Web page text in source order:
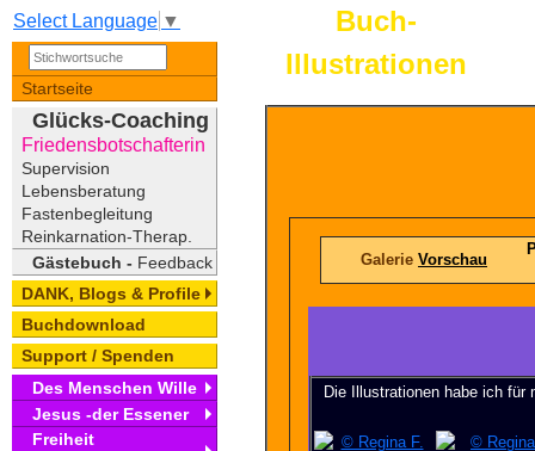
Select Language ▼
Startseite
Glücks-Coaching
Friedensbotschafterin
Supervision
Lebensberatung
Fastenbegleitung
Reinkarnation-Therap.
Gästebuch - Feedback
DANK, Blogs & Profile
Buchdownload
Support / Spenden
Des Menschen Wille
Jesus -der Essener
Freiheit
Buch-
Illustrationen
Galerie Vorschau
Die Illustrationen habe ich